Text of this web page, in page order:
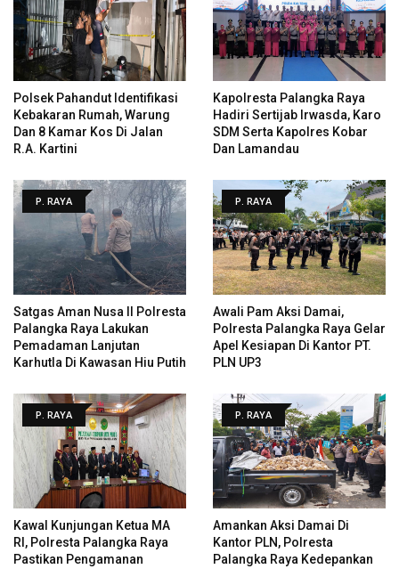
Polsek Pahandut Identifikasi
Kebakaran Rumah, Warung
Dan 8 Kamar Kos Di Jalan
R.A. Kartini
Kapolresta Palangka Raya
Hadiri Sertijab Irwasda, Karo
SDM Serta Kapolres Kobar
Dan Lamandau
P. RAYA
Satgas Aman Nusa II Polresta
Palangka Raya Lakukan
Pemadaman Lanjutan
Karhutla Di Kawasan Hiu Putih
P. RAYA
Awali Pam Aksi Damai,
Polresta Palangka Raya Gelar
Apel Kesiapan Di Kantor PT.
PLN UP3
P. RAYA
Kawal Kunjungan Ketua MA
RI, Polresta Palangka Raya
Pastikan Pengamanan
P. RAYA
Amankan Aksi Damai Di
Kantor PLN, Polresta
Palangka Raya Kedepankan